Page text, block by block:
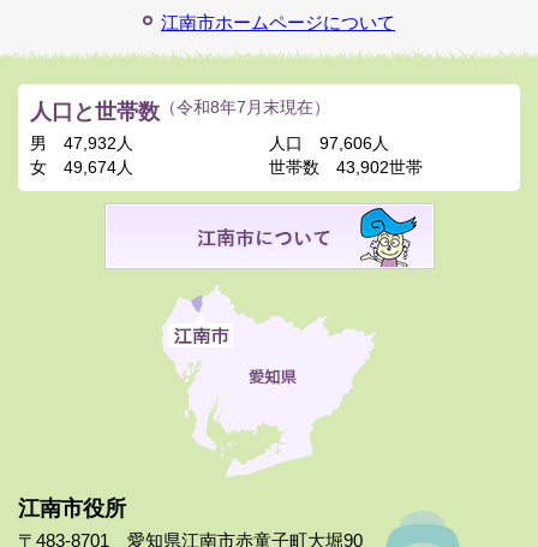
江南市ホームページについて
江南市役所
〒483-8701 愛知県江南市赤童子町大堀90
人口と世帯数 （令和8年7月末現在）
男
47,932人
女
49,674人
人口
97,606人
世帯数
43,902世帯